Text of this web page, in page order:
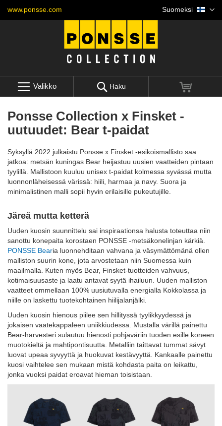
www.ponsse.com
to
Kieli
Suomeksi
Valikko Haku Ostoskori
Ponsse Collection x Finsket -
uutuudet: Bear t-paidat
Syksyllä 2022 julkaistu Ponsse x Finsket -esikoismallisto saa
jatkoa: metsän kuningas Bear heijastuu uusien vaatteiden pintaan
tyylillä. Mallistoon kuuluu unisex t-paidat kolmessa syvässä mutta
luonnonläheisessä värissä: hiili, harmaa ja navy. Suora ja
minimalistinen malli sopii hyvin erilaisille pukeutujille.
Järeä mutta ketterä
Uuden kuosin suunnittelu sai inspiraationsa halusta toteuttaa niin
sanottu konepaita korostaen PONSSE -metsäkonelinjan kärkiä.
PONSSE Bearia luonnehditaan vahvana ja väsymättömänä ollen
malliston suurin kone, jota arvostetaan niin Suomessa kuin
maailmalla. Kuten myös Bear, Finsket-tuotteiden vahvuus,
kotimaisuusaste ja laatu antavat syytä ihailuun. Uuden malliston
vaatteet ommellaan 100% uusiutuvalla energialla Kokkolassa ja
niille on laskettu tuotekohtainen hiilijalanjälki.
Uuden kuosin hienous piilee sen hillityssä tyylikkyydessä ja
jokaisen vaatekappaleen uniikkiudessa. Mustalla värillä painettu
Bear-harvesteri sulautuu hienosti pohjaväriin tuoden esille koneen
muotokieltä ja mahtipontisuutta. Metalliin taittavat tummat sävyt
luovat upeaa syvyyttä ja huokuvat kestävyyttä. Kankaalle painettu
kuosi vaihtelee sen mukaan mistä kohdasta paita on leikattu,
jonka vuoksi paidat eroavat hieman toisistaan.